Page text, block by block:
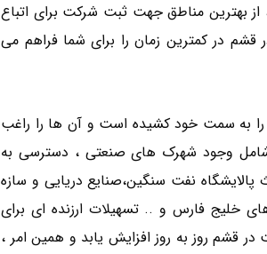
از بهترین مناطق جهت ثبت شرکت برای اتباع
در کمترین زمان را برای شما فراهم می
را به سمت خود کشیده است و آن ها را راغب
وجود شهرک های صنعتی ، دسترسی به
پالایشگاه نفت سنگین،صنایع دریایی و سازه
خلیج فارس و .. تسهیلات ارزنده ای برای
قشم روز به روز افزایش یابد و همین امر ،